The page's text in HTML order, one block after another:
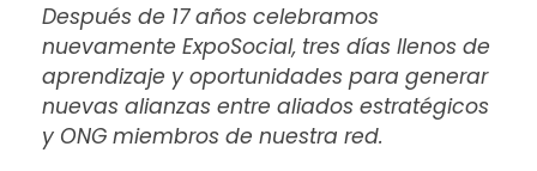
Después de 17 años celebramos
nuevamente ExpoSocial, tres días llenos de
aprendizaje y oportunidades para generar
nuevas alianzas entre aliados estratégicos
y ONG miembros de nuestra red.